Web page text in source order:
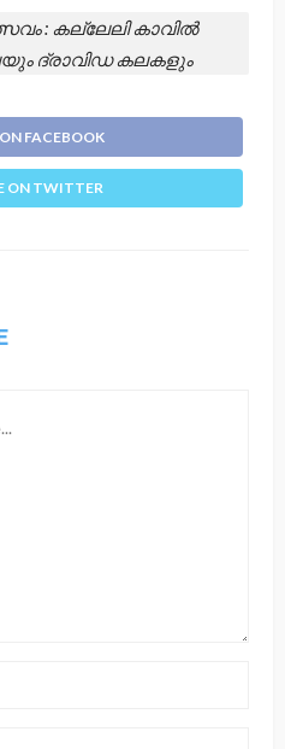
: കല്ലേലി കാവില്‍
ദ്രാവിഡ കലകളും
FACEBOOK
ON TWITTER